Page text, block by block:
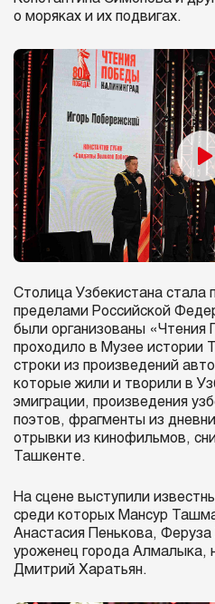
о моряках и их подвигах.
Столица Узбекистана стала
пределами Российской
были организованы
проходило в Музее истории
строки из произведений
которые жили и творили в
эмиграции, произведения
поэтов, фрагменты из
отрывки из кинофильмов,
Ташкенте.
На сцене выступили
среди которых Мансур
Анастасия Пенькова,
уроженец города Алмалыка,
Дмитрий Харатьян.